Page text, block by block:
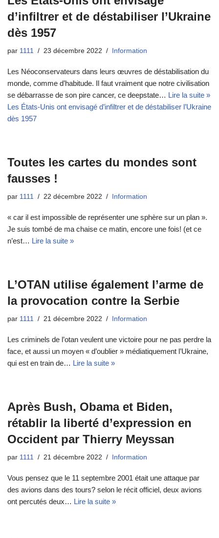
d’infiltrer et de déstabiliser l’Ukraine
dès 1957
par 1111 23 décembre 2022 Information
Les Néoconservateurs dans leurs œuvres de déstabilisation du
monde, comme d’habitude. Il faut vraiment que notre civilisation
se débarrasse de son pire cancer, ce deepstate… Lire la suite »
Les États-Unis ont envisagé d’infiltrer et de déstabiliser l’Ukraine
dès 1957
Toutes les cartes du mondes sont
fausses !
par 1111 22 décembre 2022 Information
« car il est impossible de représenter une sphère sur un plan ».
Je suis tombé de ma chaise ce matin, encore une fois! (et ce
n’est… Lire la suite »
L’OTAN utilise également l’arme de
la provocation contre la Serbie
par 1111 21 décembre 2022 Information
Les criminels de l’otan veulent une victoire pour ne pas perdre la
face, et aussi un moyen « d’oublier » médiatiquement l’Ukraine,
qui est en train de… Lire la suite »
Après Bush, Obama et Biden,
rétablir la liberté d’expression en
Occident par Thierry Meyssan
par 1111 21 décembre 2022 Information
Vous pensez que le 11 septembre 2001 était une attaque par
des avions dans des tours? selon le récit officiel, deux avions
ont percutés deux… Lire la suite »